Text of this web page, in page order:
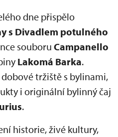
dne přispělo
s Divadlem potulného
souboru Campanello
Lakomá Barka.
tržiště s bylinami,
i originální bylinný čaj
.
historie, živé kultury,